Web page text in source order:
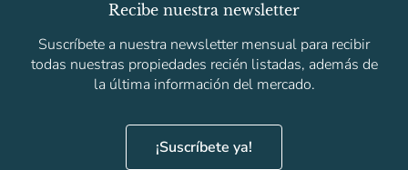
Recibe nuestra newsletter
Suscríbete a nuestra newsletter mensual para recibir
todas nuestras propiedades recién listadas, además de
la última información del mercado.
¡Suscríbete ya!